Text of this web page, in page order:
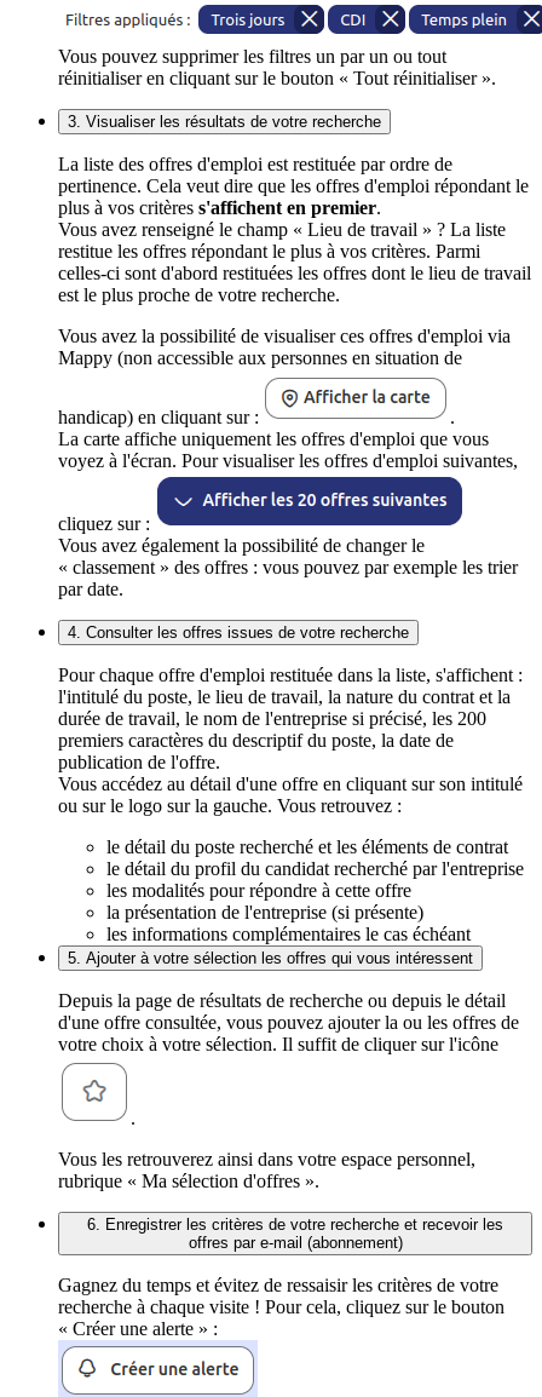
Vous pouvez supprimer les filtres un par un ou tout
réinitialiser en cliquant sur le bouton « Tout réinitialiser ».
3. Visualiser les résultats de votre recherche
La liste des offres d'emploi est restituée par ordre de
pertinence. Cela veut dire que les offres d'emploi répondant le
plus à vos critères s'affichent en premier.
Vous avez renseigné le champ « Lieu de travail » ? La liste
restitue les offres répondant le plus à vos critères. Parmi
celles-ci sont d'abord restituées les offres dont le lieu de travail
est le plus proche de votre recherche.
Vous avez la possibilité de visualiser ces offres d'emploi via
Mappy (non accessible aux personnes en situation de
handicap) en cliquant sur :
.
La carte affiche uniquement les offres d'emploi que vous
voyez à l'écran. Pour visualiser les offres d'emploi suivantes,
cliquez sur :
Vous avez également la possibilité de changer le
« classement » des offres : vous pouvez par exemple les trier
par date.
4. Consulter les offres issues de votre recherche
Pour chaque offre d'emploi restituée dans la liste, s'affichent :
l'intitulé du poste, le lieu de travail, la nature du contrat et la
durée de travail, le nom de l'entreprise si précisé, les 200
premiers caractères du descriptif du poste, la date de
publication de l'offre.
Vous accédez au détail d'une offre en cliquant sur son intitulé
ou sur le logo sur la gauche. Vous retrouvez :
le détail du poste recherché et les éléments de contrat
le détail du profil du candidat recherché par l'entreprise
les modalités pour répondre à cette offre
la présentation de l'entreprise (si présente)
les informations complémentaires le cas échéant
5. Ajouter à votre sélection les offres qui vous intéressent
Depuis la page de résultats de recherche ou depuis le détail
d'une offre consultée, vous pouvez ajouter la ou les offres de
votre choix à votre sélection. Il suffit de cliquer sur l'icône
.
Vous les retrouverez ainsi dans votre espace personnel,
rubrique « Ma sélection d'offres ».
6. Enregistrer les critères de votre recherche et recevoir les
offres par e-mail (abonnement)
Gagnez du temps et évitez de ressaisir les critères de votre
recherche à chaque visite ! Pour cela, cliquez sur le bouton
« Créer une alerte » :